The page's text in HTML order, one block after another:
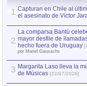
1 Capturan en Chile al
el asesinato de Víctor
2
La comparsa Bantú
mayor desfile de
hecho fuera de Uruguay
por Manel Gausachs
3 Margarita Laso lleva la
de Músicas [22/07/2026]